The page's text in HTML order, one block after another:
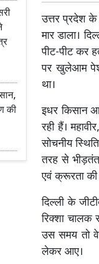
की
उत्तर प्रदेश के
मार डाला।
पीट-पीट कर
पर खुलेआम
था।
इधर किसान
रही हैं।
सोचनीय
तरह से
एवं क्रूरता की
दिल्ली के
रिक्शा चालक
उस समय तो
लेकर आए।